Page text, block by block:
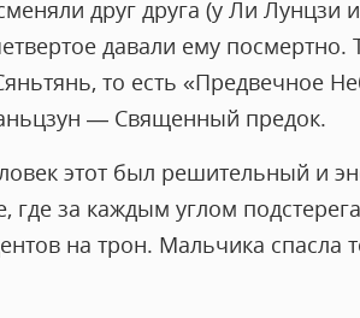
друг друга (у Ли
давали ему посмертно.
то есть «Предвечное
— Священный предок.
этот был решительный и
где за каждым углом
на трон. Мальчика